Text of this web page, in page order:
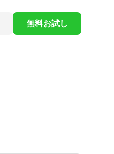
無料お試し